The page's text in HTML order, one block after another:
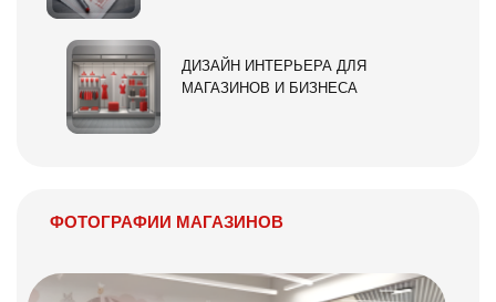
ДИЗАЙН ИНТЕРЬЕРА ДЛЯ
МАГАЗИНОВ И БИЗНЕСА
ФОТОГРАФИИ МАГАЗИНОВ